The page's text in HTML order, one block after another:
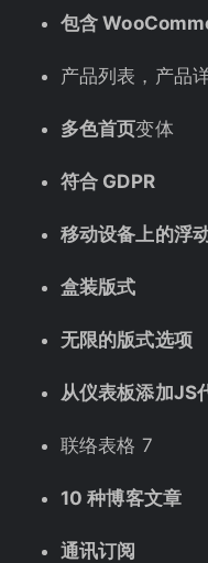
包含
产品列表，产品
多色首页变体
符合 GDPR
移动设备上的浮
盒装版式
无限的版式选项
从仪表板添加JS
联络表格 7
10 种博客文章
通讯订阅